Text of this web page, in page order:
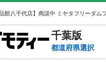
千葉版
都道府県選択